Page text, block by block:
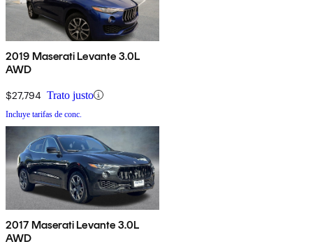
2019 Maserati Levante 3.0L
AWD
$27,794 Trato justo
Incluye tarifas de conc.
2017 Maserati Levante 3.0L
AWD